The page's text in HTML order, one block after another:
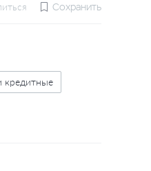
Сохранить
кредитные